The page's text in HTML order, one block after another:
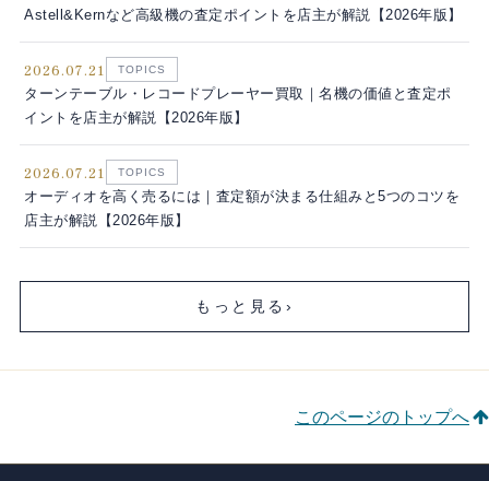
Astell&Kernなど高級機の査定ポイントを店主が解説【2026年版】
2026.07.21 TOPICS
ターンテーブル・レコードプレーヤー買取｜名機の価値と査定ポ
イントを店主が解説【2026年版】
2026.07.21 TOPICS
オーディオを高く売るには｜査定額が決まる仕組みと5つのコツを
店主が解説【2026年版】
もっと見る ›
このページのトップへ